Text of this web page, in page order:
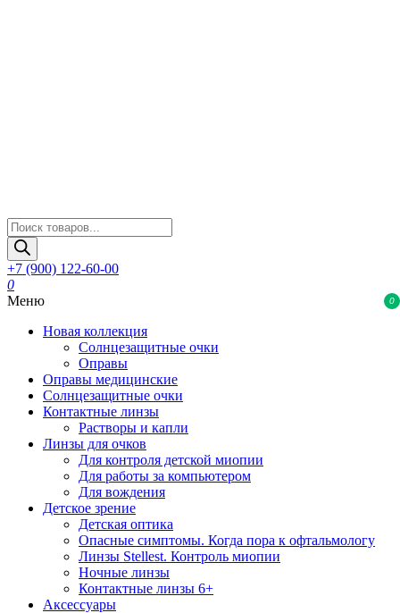
Поиск
товаров
+7 (900) 122-60-00
0
0
Меню
Новая коллекция
Солнцезащитные очки
Оправы
Оправы медицинские
Солнцезащитные очки
Контактные линзы
Растворы и капли
Линзы для очков
Для контроля детской миопии
Для работы за компьютером
Для вождения
Детское зрение
Детская оптика
Опасные симптомы. Когда пора к офтальмологу
Линзы Stellest. Контроль миопии
Ночные линзы
Контактные линзы 6+
Аксессуары